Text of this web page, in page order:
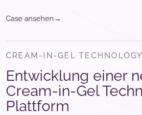
Case ansehen →
CREAM-IN-GEL TECHNOLOGY
Entwicklung einer
Cream-in-Gel
Plattform